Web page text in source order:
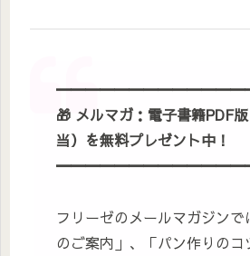
🎁 メルマガ：電子書籍PDF
当）を無料プレゼント中！
フリーゼのメールマガジンで
のご案内」、「パン作りのコ